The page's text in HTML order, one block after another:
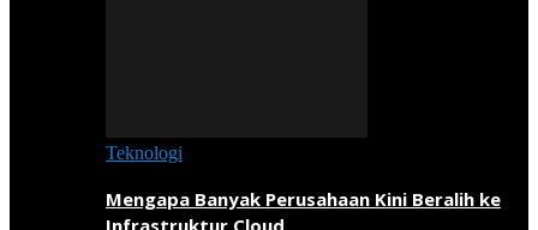
Teknologi
Mengapa Banyak Perusahaan Kini Beralih ke